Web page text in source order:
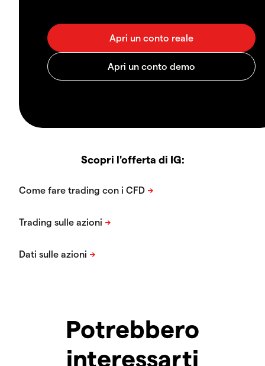
Scopri l'offerta di IG:
Potrebbero
interessarti